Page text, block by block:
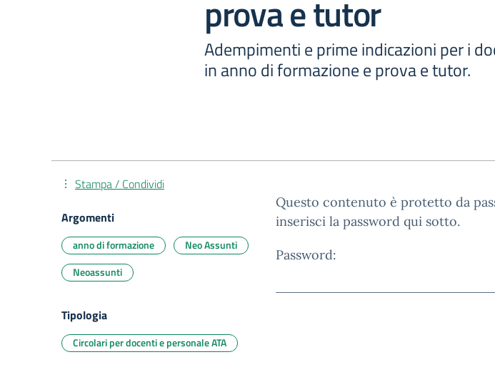
prova e tutor
Adempimenti e prime indicazioni per i
in anno di formazione e prova e tutor.
Questo contenuto è protetto da
inserisci la password qui sotto.
Password:
Stampa / Condividi
Argomenti
anno di formazione
Neo Assunti
Neoassunti
Tipologia
Circolari per docenti e personale ATA